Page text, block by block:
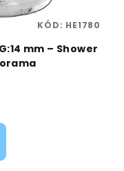
mm – Shower
KÓD: HE1780